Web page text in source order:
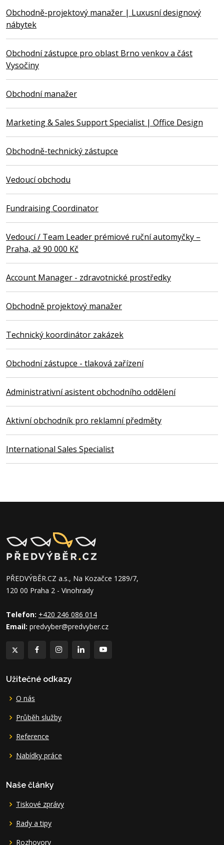
Obchodně-projektový manažer | Luxusní designový
nábytek
Obchodní zástupce pro oblast Brno venkov a část
Vysočiny
Obchodní manažer
Marketing & Sales Support Specialist | Office Design
Obchodně-technický zástupce
Vedoucí obchodu
Fundraising Coordinator
Vedoucí / Team Leader prémiové ruční automyčky –
Praha, až 90 000 Kč
Account Manager - zdravotnické prostředky
Obchodně projektový manažer
Technický koordinátor zakázek
Obchodní zástupce - tlaková zařízení
Administrativní asistent obchodního oddělení
Aktivní obchodník pro reklamní předměty
International Sales Specialist
PŘEDVÝBĚR.CZ a.s., Na Kozačce 1289/7,
120 00 Praha 2 - Vinohrady
Telefon: +420 246 086 014
Email: predvyber@predvyber.cz
Užitečné odkazy
O nás
Průběh služby
Reference
Nabídky práce
Naše články
Tiskové zprávy
Rady a tipy
Rozhovory